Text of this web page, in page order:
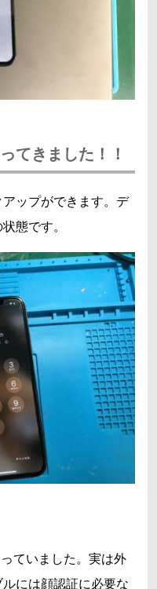
てきました！！
ップができます。デ
態です。
ていました。実は外
には顔認証に必要な